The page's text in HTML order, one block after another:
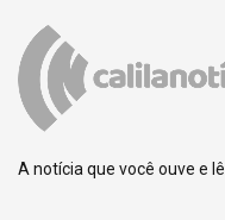
A notícia que você ouve e lê.